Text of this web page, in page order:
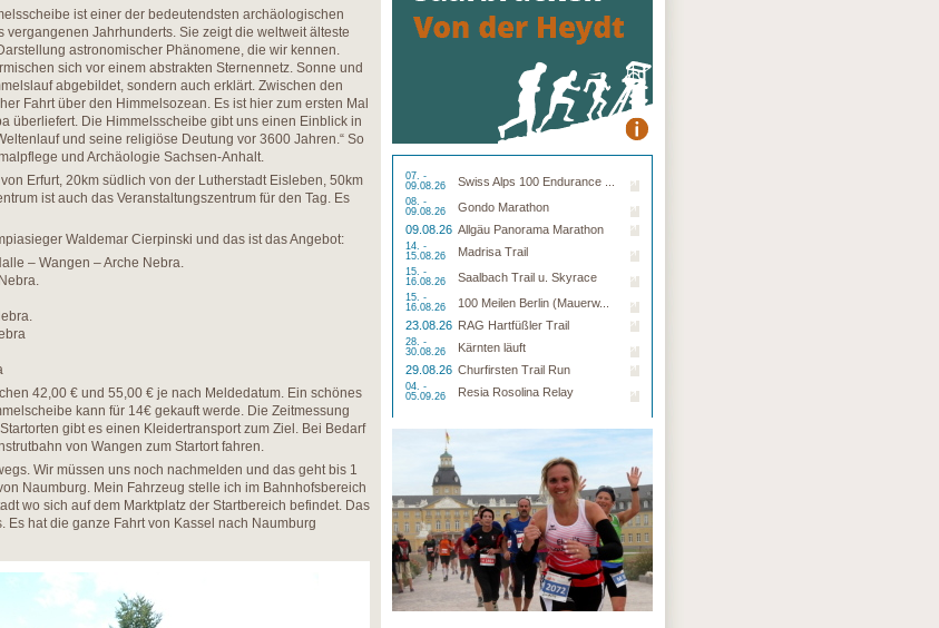
ist einer der bedeutendsten archäologischen
vergangenen Jahrhunderts. Sie zeigt die weltweit älteste
astronomischer Phänomene, die wir kennen.
sich vor einem abstrakten Sternennetz. Sonne und
abgebildet, sondern auch erklärt. Zwischen den
Fahrt über den Himmelsozean. Es ist hier zum ersten Mal
überliefert. Die Himmelsscheibe gibt uns einen Einblick in
und seine religiöse Deutung vor 3600 Jahren.“ So
und Archäologie Sachsen-Anhalt.
Erfurt, 20km südlich von der Lutherstadt Eisleben, 50km
ist auch das Veranstaltungszentrum für den Tag. Es
Waldemar Cierpinski und das ist das Angebot:
– Wangen – Arche Nebra.
42,00 € und 55,00 € je nach Meldedatum. Ein schönes
kann für 14€ gekauft werde. Die Zeitmessung
gibt es einen Kleidertransport zum Ziel. Bei Bedarf
von Wangen zum Startort fahren.
Wir müssen uns noch nachmelden und das geht bis 1
Naumburg. Mein Fahrzeug stelle ich im Bahnhofsbereich
wo sich auf dem Marktplatz der Startbereich befindet. Das
Es hat die ganze Fahrt von Kassel nach Naumburg
07. -
09.08.26
Swiss Alps 100 Endurance ...
08. -
09.08.26
Gondo Marathon
09.08.26 Allgäu Panorama Marathon
14. -
15.08.26
Madrisa Trail
15. -
16.08.26
Saalbach Trail u. Skyrace
15. -
16.08.26
100 Meilen Berlin (Mauerw...
23.08.26 RAG Hartfüßler Trail
28. -
30.08.26
Kärnten läuft
29.08.26 Churfirsten Trail Run
04. -
05.09.26
Resia Rosolina Relay